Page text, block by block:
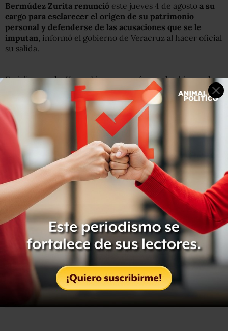
Bermúdez Zurita renunció este jueves 4 de agosto a su
cargo para esclarecer el origen de su patrimonio
personal y defenderse de las acusaciones que se le
imputan, informó el gobierno de Veracruz al hacer oficial
su salida.
En julio pasado, Yunes Linares acusó que el gobierno de
Javier Duarte busca pagaral menos 72 millones de pesos
de deudaa empresas ligadas a Arturo Bermúdez Zurita.
Este jueves, Reforma publicó que
el Bermúdez
posee por lo menos 19 inmuebles en México y Estados
Unidos,
además de que es socio o propietario de 24
empresas.